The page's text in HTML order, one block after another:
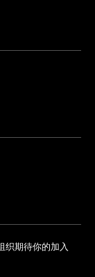
织期待你的加入